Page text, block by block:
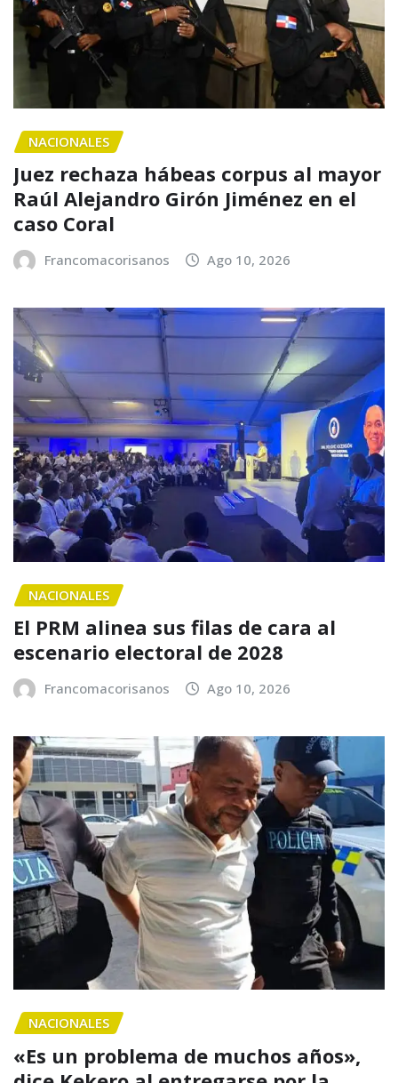
NACIONALES
Juez rechaza hábeas corpus al mayor
Raúl Alejandro Girón Jiménez en el
caso Coral
Francomacorisanos Ago 10, 2026
NACIONALES
El PRM alinea sus filas de cara al
escenario electoral de 2028
Francomacorisanos Ago 10, 2026
NACIONALES
«Es un problema de muchos años»,